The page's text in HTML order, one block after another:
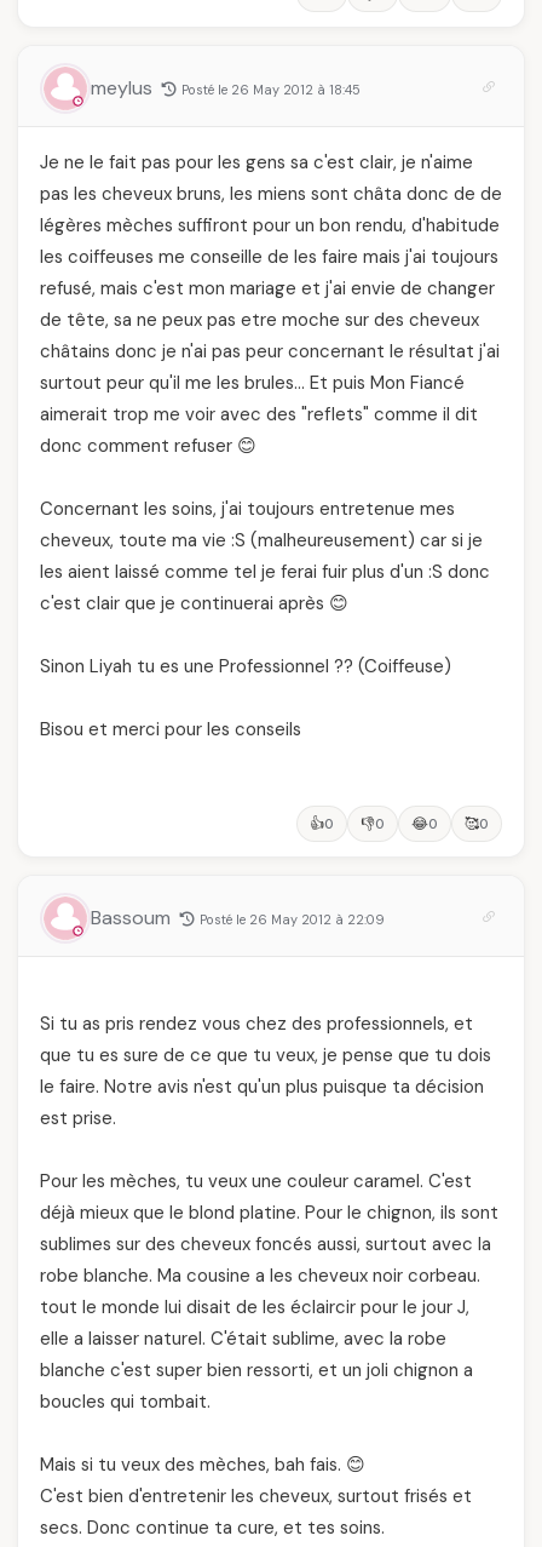
meylus Posté le 26 May 2012 à 18:45
Je ne le fait pas pour les gens sa c'est clair, je n'aime
pas les cheveux bruns, les miens sont châta donc de de
légères mèches suffiront pour un bon rendu, d'habitude
les coiffeuses me conseille de les faire mais j'ai toujours
refusé, mais c'est mon mariage et j'ai envie de changer
de tête, sa ne peux pas etre moche sur des cheveux
châtains donc je n'ai pas peur concernant le résultat j'ai
surtout peur qu'il me les brules… Et puis Mon Fiancé
aimerait trop me voir avec des "reflets" comme il dit
donc comment refuser 😊
Concernant les soins, j'ai toujours entretenue mes
cheveux, toute ma vie :S (malheureusement) car si je
les aient laissé comme tel je ferai fuir plus d'un :S donc
c'est clair que je continuerai après 😊
Sinon Liyah tu es une Professionnel ?? (Coiffeuse)
Bisou et merci pour les conseils
👍0 👎0 😂0 🥰0
Bassoum Posté le 26 May 2012 à 22:09
Si tu as pris rendez vous chez des professionnels, et
que tu es sure de ce que tu veux, je pense que tu dois
le faire. Notre avis n'est qu'un plus puisque ta décision
est prise.
Pour les mèches, tu veux une couleur caramel. C'est
déjà mieux que le blond platine. Pour le chignon, ils sont
sublimes sur des cheveux foncés aussi, surtout avec la
robe blanche. Ma cousine a les cheveux noir corbeau.
tout le monde lui disait de les éclaircir pour le jour J,
elle a laisser naturel. C'était sublime, avec la robe
blanche c'est super bien ressorti, et un joli chignon a
boucles qui tombait.
Mais si tu veux des mèches, bah fais. 😊
C'est bien d'entretenir les cheveux, surtout frisés et
secs. Donc continue ta cure, et tes soins.